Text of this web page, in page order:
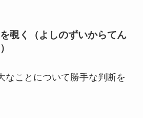
覗く（よしのずいからてん
なことについて勝手な判断を